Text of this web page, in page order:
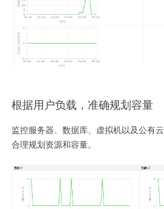
根据用户负载，准确规划容量
监控服务器、数据库、虚拟机以及公有
合理规划资源和容量。